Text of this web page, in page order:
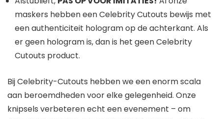
maskers hebben een Celebrity Cutouts bewijs met
een authenticiteit hologram op de achterkant. Als
er geen hologram is, dan is het geen Celebrity
Cutouts product.
Bij Celebrity-Cutouts hebben we een enorm scala
aan beroemdheden voor elke gelegenheid. Onze
knipsels verbeteren echt een evenement – om